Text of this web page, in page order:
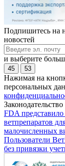
Подпишитесь на
новостей
и выберите
45 53
Нажимая на
персональных
Законодательство
FDA
ветпрепаратов
малочисленных
Пользователи
без привязки